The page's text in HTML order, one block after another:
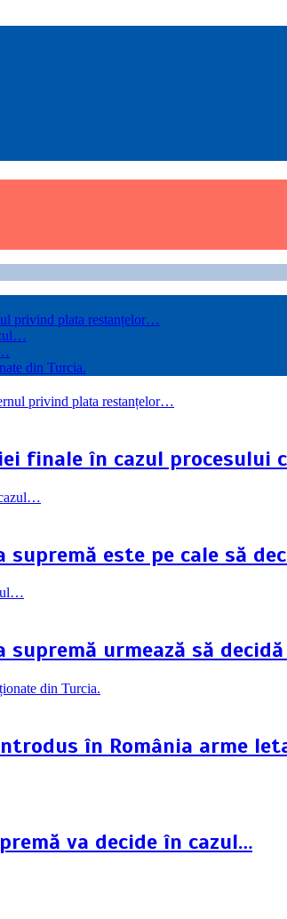
privind plata restanțelor…
din Turcia.
finale în cazul
este pe cale să
urmează să
în România arme
va decide în cazul…